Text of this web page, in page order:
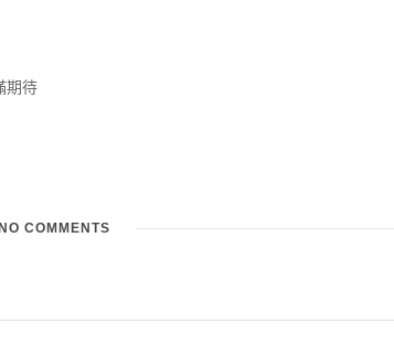
期待
NO COMMENTS